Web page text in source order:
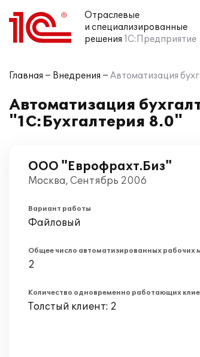
Отраслевые
и специализированные
решения 1С:Предприятие
Главная Внедрения Автоматизация
Автоматизация
"1С:Бухгалтерия 8.0"
ООО "Еврофрахт.Биз"
Москва, Сентябрь 2006
Вариант работы
Файловый
Общее число автоматизированных рабочих
2
Количество одновременно работающих
Толстый клиент: 2